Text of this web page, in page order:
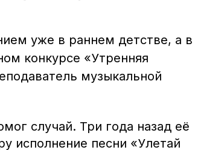
уже в раннем детстве, а в
конкурсе «Утренняя
музыкальной
случай. Три года назад её
исполнение песни «Улетай